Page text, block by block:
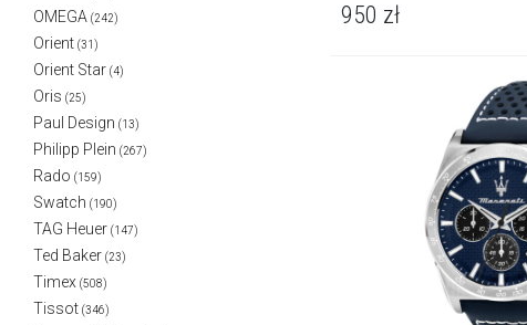
OMEGA (242)
Orient (31)
Orient Star (4)
Oris (25)
Paul Design (13)
Philipp Plein (267)
Rado (159)
Swatch (190)
TAG Heuer (147)
Ted Baker (23)
Timex (508)
Tissot (346)
950 zł